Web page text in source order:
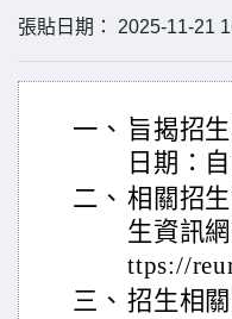
張貼日期： 2025-11-21
一、 旨揭招
日期：
二、 相關招
生資訊
ttps://
三、 招生相